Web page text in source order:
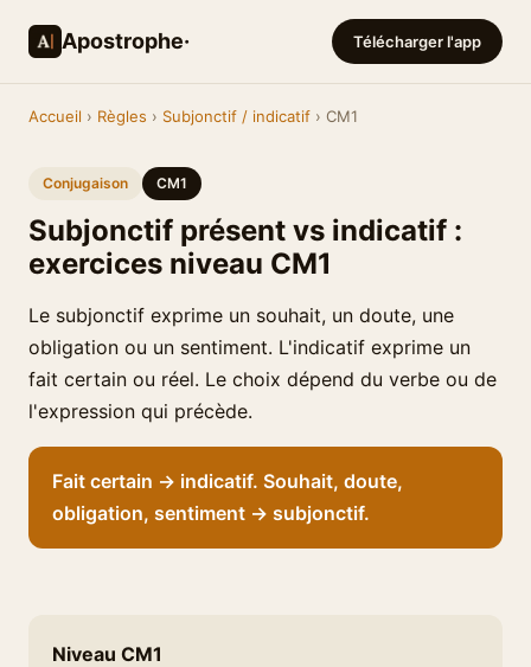
Apostrophe· Télécharger l'app
Accueil › Règles › Subjonctif / indicatif › CM1
Conjugaison CM1
Subjonctif présent vs indicatif :
exercices niveau CM1
Le subjonctif exprime un souhait, un doute, une
obligation ou un sentiment. L'indicatif exprime un
fait certain ou réel. Le choix dépend du verbe ou de
l'expression qui précède.
Fait certain → indicatif. Souhait, doute,
obligation, sentiment → subjonctif.
Niveau CM1